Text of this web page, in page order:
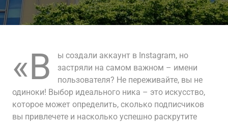
«В
ы создали аккаунт в Instagram, но
застряли на самом важном – имени
пользователя? Не переживайте, вы не
одиноки! Выбор идеального ника – это искусство,
которое может определить, сколько подписчиков
вы привлечете и насколько успешно раскрутите